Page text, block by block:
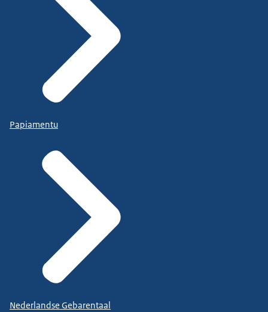
Papiamentu
Nederlandse Gebarentaal